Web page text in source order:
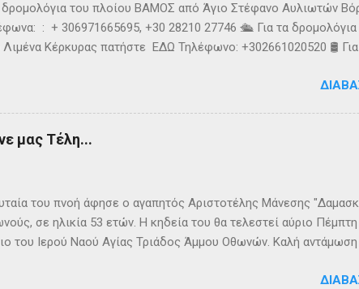
του πλοίου ΒΑΜΟΣ από Άγιο Στέφανο Αυλιωτών
: + 306971665695, +30 28210 27746 🛳️ Για τα
Λιμένα Κέρκυρας πατήστε ΕΔΩ Τηλέφωνο: +302661020520 🛢️ Για
👉Ακολουθήστε μας στο Facebook και στο Instagram
μας Τέλη...
του πνοή άφησε ο αγαπητός Αριστοτέλης Μάνεσης
σε ηλικία 53 ετών. Η κηδεία του θα τελεστεί αύριο
του Ιερού Ναού Αγίας Τριάδος Άμμου Οθωνών. Καλή